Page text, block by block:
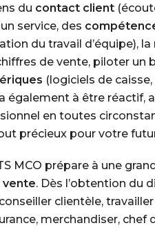
du contact client
service, des
du travail d’équipe),
de vente, piloter un
(logiciels de
également à être réactif,
en toutes
précieux pour votre
MCO prépare à une
vente. Dès l’obtention du
clientèle,
, merchandiser, chef